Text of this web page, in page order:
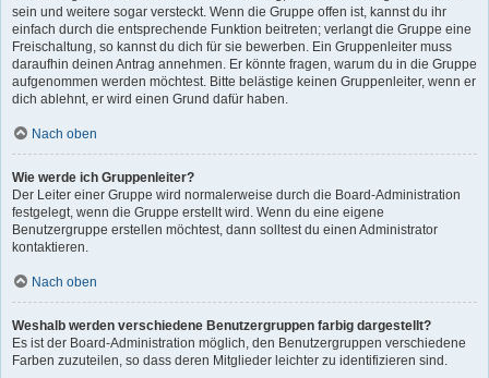
sein und weitere sogar versteckt. Wenn die Gruppe offen ist, kannst du ihr
einfach durch die entsprechende Funktion beitreten; verlangt die Gruppe eine
Freischaltung, so kannst du dich für sie bewerben. Ein Gruppenleiter muss
daraufhin deinen Antrag annehmen. Er könnte fragen, warum du in die Gruppe
aufgenommen werden möchtest. Bitte belästige keinen Gruppenleiter, wenn er
dich ablehnt, er wird einen Grund dafür haben.
Nach oben
Wie werde ich Gruppenleiter?
Der Leiter einer Gruppe wird normalerweise durch die Board-Administration
festgelegt, wenn die Gruppe erstellt wird. Wenn du eine eigene
Benutzergruppe erstellen möchtest, dann solltest du einen Administrator
kontaktieren.
Nach oben
Weshalb werden verschiedene Benutzergruppen farbig dargestellt?
Es ist der Board-Administration möglich, den Benutzergruppen verschiedene
Farben zuzuteilen, so dass deren Mitglieder leichter zu identifizieren sind.